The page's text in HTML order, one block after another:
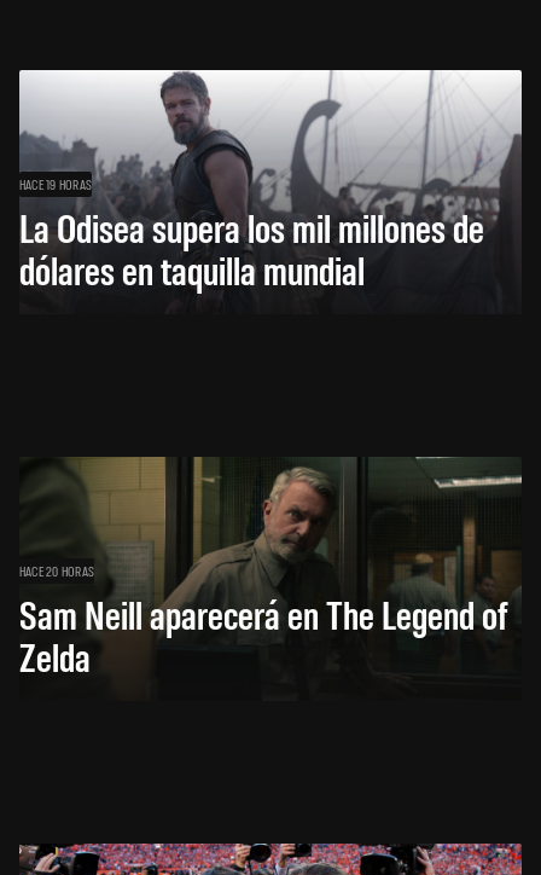
HACE 19 HORAS
La Odisea supera los mil millones de
dólares en taquilla mundial
HACE 20 HORAS
Sam Neill aparecerá en The Legend of
Zelda